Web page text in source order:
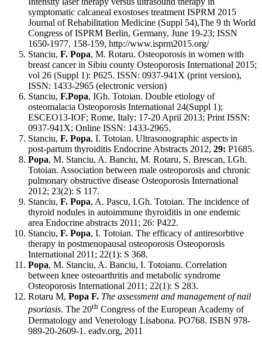
symptomatic calcaneal exostoses treatment ISPRM 2015
Journal of Rehabilitation Medicine (Suppl 54),The 9 th World
Congress of ISPRM Berlin, Germany, June 19-23; ISSN
1650-1977, 158-159, http://www.isprm2015.org/
Stanciu, F. Popa, M. Rotaru. Osteoporosis in women with
breast cancer in Sibiu county Osteoporosis International 2015;
vol 26 (Suppl 1): P625. ISSN: 0937-941X (print version),
ISSN: 1433-2965 (electronic version)
Stanciu, F.Popa, IGh. Totoian. Double etiology of
osteomalacia Osteoporosis International 24(Suppl 1);
ESCEO13-IOF; Rome, Italy; 17-20 April 2013; Print ISSN:
0937-941X; Online ISSN: 1433-2965.
Stanciu, F. Popa, I. Totoian. Ultrasonographic aspects in
post-partum thyroiditis Endocrine Abstracts 2012, 29: P1685.
Popa, M. Stanciu, A. Banciu, M. Rotaru, S. Brescan, I.Gh.
Totoian. Association between male osteoporosis and chronic
pulmonary obstructive disease Osteoporosis International
2012; 23(2): S 117.
Stanciu, F. Popa, A. Pascu, I.Gh. Totoian. The incidence of
thyroid nodules in autoimmune thyroiditis in one endemic
area Endocrine abstracts 2011; 26: P422.
Stanciu, F. Popa, I. Totoian. The efficacy of antiresorbtive
therapy in postmenopausal osteoporosis Osteoporosis
International 2011; 22(1): S 368.
Popa, M. Stanciu, A. Banciu, I. Totoianu. Correlation
between knee osteoarthritis and metabolic syndrome
Osteoporosis International 2011; 22(1): S 283.
Rotaru M, Popa F. The assessment and management of nail
psoriasis. The 20th Congress of the European Academy of
Dermatology and Venerology Lisabona. PO768. ISBN 978-
989-20-2609-1. eadv.org, 2011